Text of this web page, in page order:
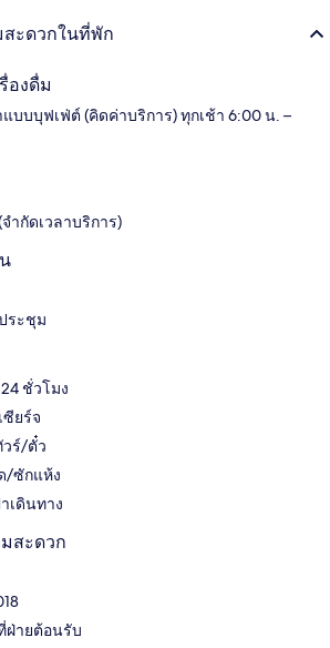
สะดวกในที่พัก
องดื่ม
บบบุฟเฟ่ต์ (คิดค่าบริการ) ทุกเช้า 6:00 น. –
ำกัดเวลาบริการ)
ระชุม
ชั่วโมง
ยร์จ
วร์/ตั๋ว
/ซักแห้ง
เดินทาง
สะดวก
ฝ่ายต้อนรับ